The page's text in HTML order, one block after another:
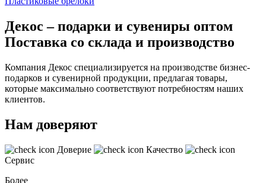
Декос – подарки и сувениры оптом
Поставка со склада и производство
Компания Декос специализируется на производстве бизнес-
подарков и сувенирной продукции, предлагая товары,
которые максимально соответствуют потребностям наших
клиентов.
Нам доверяют
Доверие
Качество
Сервис
Более